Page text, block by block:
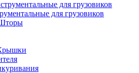
для грузовиков